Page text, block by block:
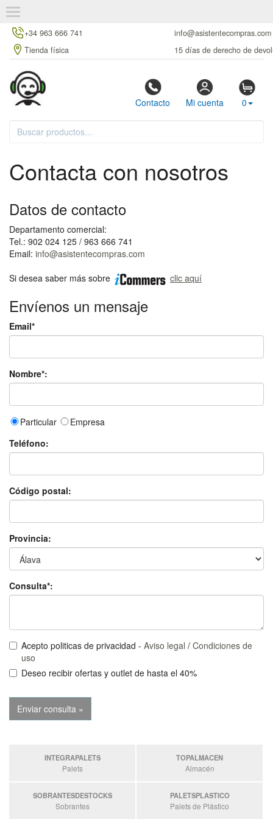
+34 963 666 741
info@asistentecompras.com
Tienda física
15 días de derecho de
Contacto Mi cuenta 0
Contacta con nosotros
Datos de contacto
Departamento comercial:
Tel.: 902 024 125 / 963 666 741
Email: info@asistentecompras.com
Si desea saber más sobre
clic aquí
Envíenos un mensaje
Email*
Nombre*:
Particular
Empresa
Teléfono:
Código postal:
Provincia:
Consulta*:
Acepto politicas de privacidad - Aviso legal / Condiciones de
uso
Deseo recibir ofertas y outlet de hasta el 40%
INTEGRAPALETS
Palets
TOPALMACEN
Almacén
SOBRANTESDESTOCKS
Sobrantes
PALETSPLASTICO
Palets de Plástico